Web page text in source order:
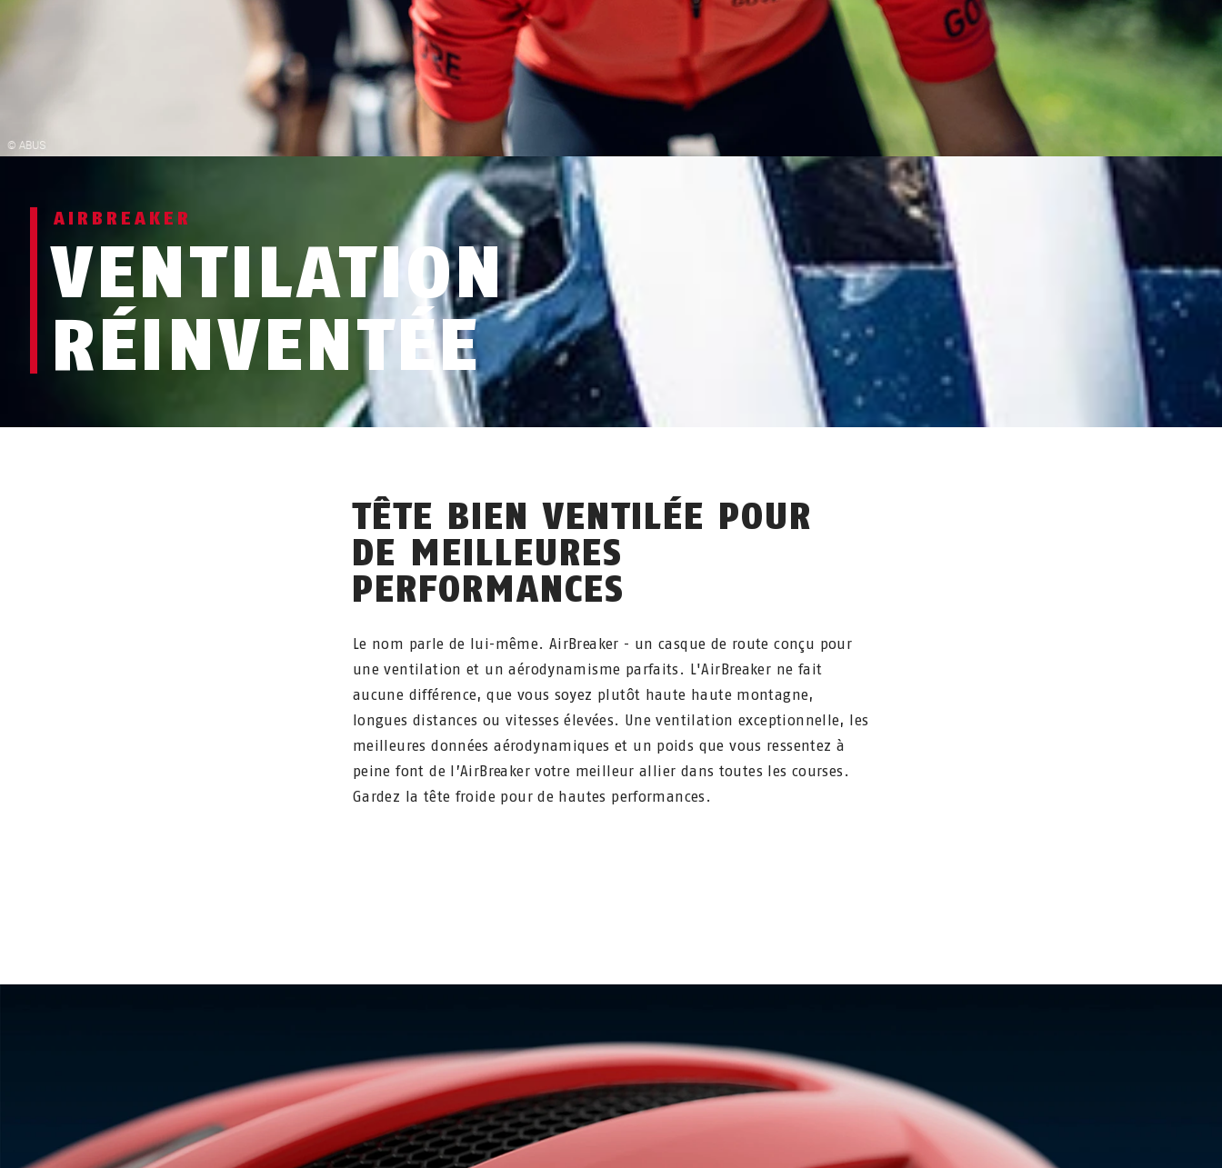
AIRBREAKER
VENTILATION
RÉINVENTÉE
TÊTE BIEN VENTILÉE POUR
DE MEILLEURES
PERFORMANCES
Le nom parle de lui-même. AirBreaker - un casque de route conçu pour
une ventilation et un aérodynamisme parfaits. L'AirBreaker ne fait
aucune différence, que vous soyez plutôt haute haute montagne,
longues distances ou vitesses élevées. Une ventilation exceptionnelle, les
meilleures données aérodynamiques et un poids que vous ressentez à
peine font de l’AirBreaker votre meilleur allier dans toutes les courses.
Gardez la tête froide pour de hautes performances.